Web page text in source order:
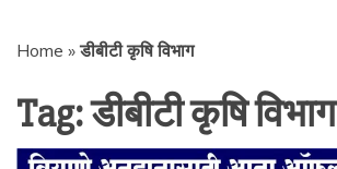
Home »डीबीटी कृषि विभाग
Tag:डीबीटी कृषि विभाग